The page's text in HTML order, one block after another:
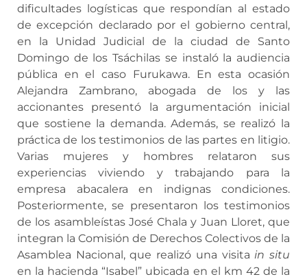
dificultades logísticas que respondían al estado
de excepción declarado por el gobierno central,
en la Unidad Judicial de la ciudad de Santo
Domingo de los Tsáchilas se instaló la audiencia
pública en el caso Furukawa. En esta ocasión
Alejandra Zambrano, abogada de los y las
accionantes presentó la argumentación inicial
que sostiene la demanda. Además, se realizó la
práctica de los testimonios de las partes en litigio.
Varias mujeres y hombres relataron sus
experiencias viviendo y trabajando para la
empresa abacalera en indignas condiciones.
Posteriormente, se presentaron los testimonios
de los asambleístas José Chala y Juan Lloret, que
integran la Comisión de Derechos Colectivos de la
Asamblea Nacional, que realizó una visitain situ
en la hacienda “Isabel” ubicada en el km 42 de la